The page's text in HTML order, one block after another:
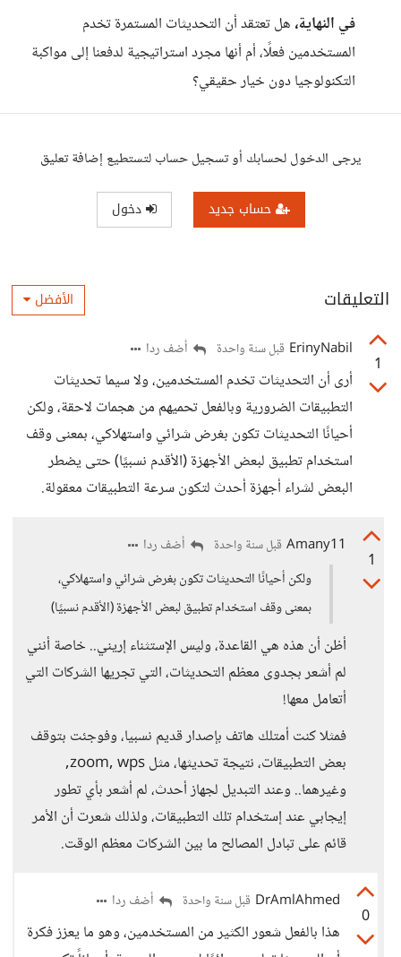
في النهاية، هل تعتقد أن التحديثات المستمرة تخدم
المستخدمين فعلًا، أم أنها مجرد استراتيجية لدفعنا إلى مواكبة
التكنولوجيا دون خيار حقيقي؟
يرجى الدخول لحسابك أو تسجيل حساب لتستطيع إضافة تعليق
حساب جديد دخول
التعليقات الأفضل
1
ErinyNabil قبل سنة واحدة أضف ردا
أرى أن التحديثات تخدم المستخدمين، ولا سيما تحديثات
التطبيقات الضرورية وبالفعل تحميهم من هجمات لاحقة، ولكن
أحيانًا التحديثات تكون بغرض شرائي واستهلاكي، بمعنى وقف
استخدام تطبيق لبعض الأجهزة (الأقدم نسبيًا) حتى يضطر
البعض لشراء أجهزة أحدث لتكون سرعة التطبيقات معقولة.
1
Amany11 قبل سنة واحدة
أضف ردا
ولكن أحيانًا التحديثات تكون بغرض شرائي واستهلاكي،
بمعنى وقف استخدام تطبيق لبعض الأجهزة (الأقدم نسبيًا)
أظن أن هذه هي القاعدة، وليس الإستثناء إريني.. خاصة أنني
لم أشعر بجدوى معظم التحديثات، التي تجريها الشركات التي
أتعامل معها!
فمثلا كنت أمتلك هاتف بإصدار قديم نسبيا، وفوجئت بتوقف
بعض التطبيقات، نتيجة تحديثها، مثل zoom, wps,
وغيرهما.. وعند التبديل لجهاز أحدث، لم أشعر بأي تطور
إيجابي عند إستخدام تلك التطبيقات، ولذلك شعرت أن الأمر
قائم على تبادل المصالح ما بين الشركات معظم الوقت.
0
DrAmlAhmed قبل سنة واحدة أضف ردا
هذا بالفعل شعور الكثير من المستخدمين، وهو ما يعزز فكرة